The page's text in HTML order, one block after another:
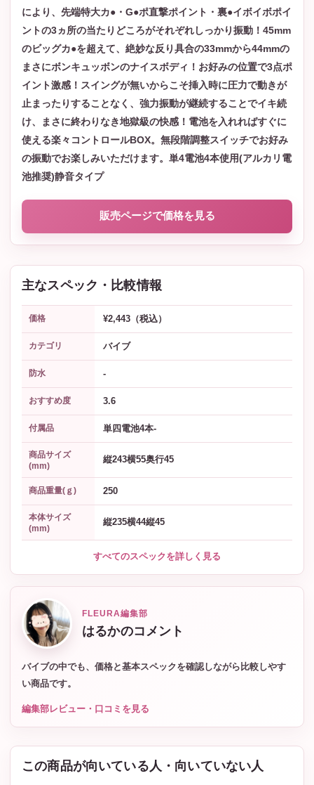
により、先端特大カ●・G●ポ直撃ポイント・裏●イボイボポイ
ントの3ヵ所の当たりどころがそれぞれしっかり振動！45mm
のビッグカ●を超えて、絶妙な反り具合の33mmから44mmの
まさにボンキュッボンのナイスボディ！お好みの位置で3点ポ
イント激感！スイングが無いからこそ挿入時に圧力で動きが
止まったりすることなく、強力振動が継続することでイキ続
け、まさに終わりなき地獄級の快感！電池を入れればすぐに
使える楽々コントロールBOX。無段階調整スイッチでお好み
の振動でお楽しみいただけます。単4電池4本使用(アルカリ電
池推奨)静音タイプ
販売ページで価格を見る
主なスペック・比較情報
価格 ¥2,443（税込）
カテゴリ バイブ
防水 -
おすすめ度 3.6
付属品 単四電池4本-
商品サイズ
(mm)
縦243横55奥行45
商品重量(ｇ) 250
本体サイズ
(mm)
縦235横44縦45
すべてのスペックを詳しく見る
FLEURA編集部
はるかのコメント
バイブの中でも、価格と基本スペックを確認しながら比較しやす
い商品です。
編集部レビュー・口コミを見る
この商品が向いている人・向いていない人